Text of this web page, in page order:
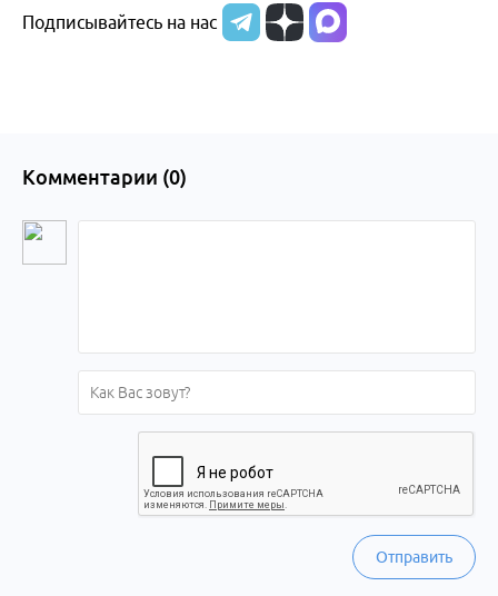
Подписывайтесь на нас
Комментарии (0)
Отправить